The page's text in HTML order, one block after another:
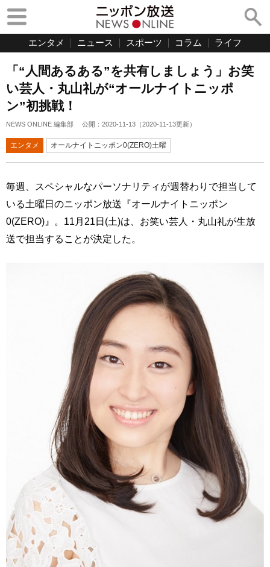
エンタメ ニュース スポーツ コラム ライフ
「“人間あるある”を共有しましょう」お笑
い芸人・丸山礼が“オールナイトニッポ
ン”初挑戦！
NEWS ONLINE 編集部 公開： 2020-11-13 （2020-11-13更新）
エンタメ オールナイトニッポン0(ZERO)土曜
毎週、スペシャルなパーソナリティが週替わりで担当して
いる土曜日のニッポン放送『オールナイトニッポン
0(ZERO)』。11月21日(土)は、お笑い芸人・丸山礼が生放
送で担当することが決定した。